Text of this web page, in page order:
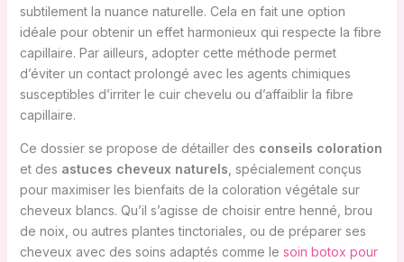
subtilement la nuance naturelle. Cela en fait une option
idéale pour obtenir un effet harmonieux qui respecte la fibre
capillaire. Par ailleurs, adopter cette méthode permet
d’éviter un contact prolongé avec les agents chimiques
susceptibles d’irriter le cuir chevelu ou d’affaiblir la fibre
capillaire.
Ce dossier se propose de détailler des conseils coloration
et des astuces cheveux naturels , spécialement conçus
pour maximiser les bienfaits de la coloration végétale sur
cheveux blancs. Qu’il s’agisse de choisir entre henné, brou
de noix, ou autres plantes tinctoriales, ou de préparer ses
cheveux avec des soins adaptés comme le soin botox pour